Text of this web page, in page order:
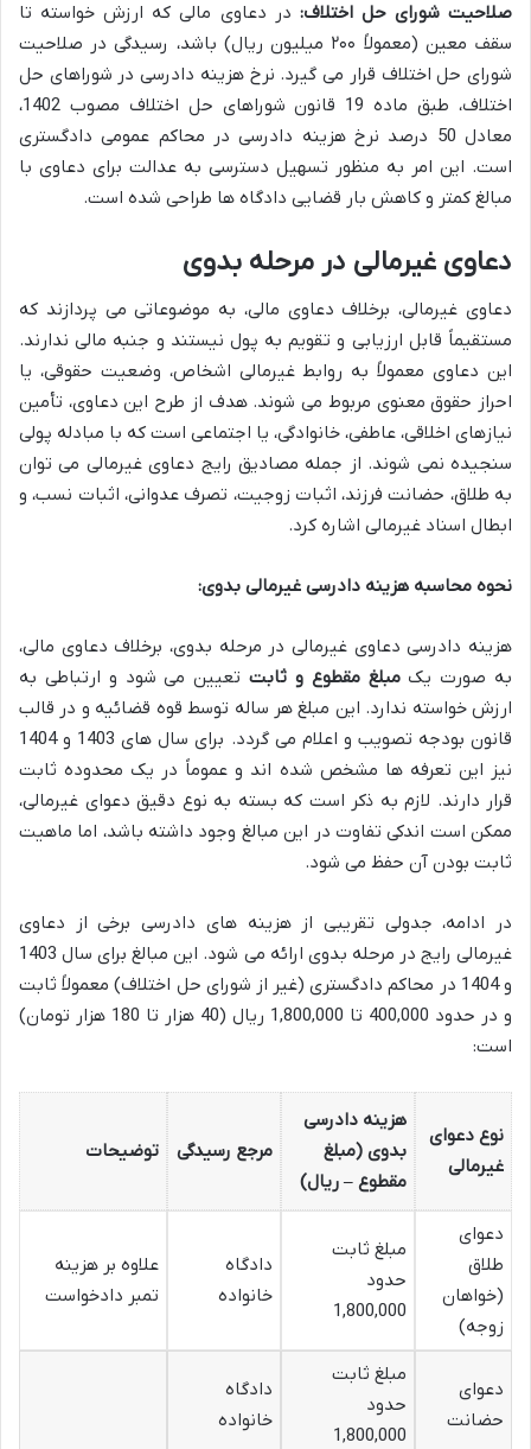
صلاحیت شورای حل اختلاف: در دعاوی مالی که ارزش خواسته تا
سقف معین (معمولاً ۲۰۰ میلیون ریال) باشد، رسیدگی در صلاحیت
شورای حل اختلاف قرار می گیرد. نرخ هزینه دادرسی در شوراهای حل
اختلاف، طبق ماده 19 قانون شوراهای حل اختلاف مصوب 1402،
معادل 50 درصد نرخ هزینه دادرسی در محاکم عمومی دادگستری
است. این امر به منظور تسهیل دسترسی به عدالت برای دعاوی با
مبالغ کمتر و کاهش بار قضایی دادگاه ها طراحی شده است.
دعاوی غیرمالی در مرحله بدوی
دعاوی غیرمالی، برخلاف دعاوی مالی، به موضوعاتی می پردازند که
مستقیماً قابل ارزیابی و تقویم به پول نیستند و جنبه مالی ندارند.
این دعاوی معمولاً به روابط غیرمالی اشخاص، وضعیت حقوقی، یا
احراز حقوق معنوی مربوط می شوند. هدف از طرح این دعاوی، تأمین
نیازهای اخلاقی، عاطفی، خانوادگی، یا اجتماعی است که با مبادله پولی
سنجیده نمی شوند. از جمله مصادیق رایج دعاوی غیرمالی می توان
به طلاق، حضانت فرزند، اثبات زوجیت، تصرف عدوانی، اثبات نسب، و
ابطال اسناد غیرمالی اشاره کرد.
نحوه محاسبه هزینه دادرسی غیرمالی بدوی:
هزینه دادرسی دعاوی غیرمالی در مرحله بدوی، برخلاف دعاوی مالی،
به صورت یکمبلغ مقطوع و ثابت تعیین می شود و ارتباطی به
ارزش خواسته ندارد. این مبلغ هر ساله توسط قوه قضائیه و در قالب
قانون بودجه تصویب و اعلام می گردد. برای سال های 1403 و 1404
نیز این تعرفه ها مشخص شده اند و عموماً در یک محدوده ثابت
قرار دارند. لازم به ذکر است که بسته به نوع دقیق دعوای غیرمالی،
ممکن است اندکی تفاوت در این مبالغ وجود داشته باشد، اما ماهیت
ثابت بودن آن حفظ می شود.
در ادامه، جدولی تقریبی از هزینه های دادرسی برخی از دعاوی
غیرمالی رایج در مرحله بدوی ارائه می شود. این مبالغ برای سال 1403
و 1404 در محاکم دادگستری (غیر از شورای حل اختلاف) معمولاً ثابت
و در حدود 400,000 تا 1,800,000 ریال (40 هزار تا 180 هزار تومان)
است:
نوع دعوای
غیرمالی
هزینه دادرسی
بدوی (مبلغ
مقطوع – ریال)
مرجع رسیدگی توضیحات
دعوای
طلاق
(خواهان
زوجه)
مبلغ ثابت
حدود
1,800,000
دادگاه
خانواده
علاوه بر هزینه
تمبر دادخواست
دعوای
حضانت
مبلغ ثابت
حدود
1,800,000
دادگاه
خانواده